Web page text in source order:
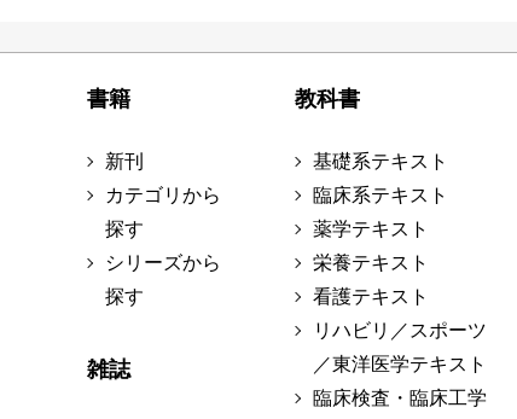
書籍
新刊
カテゴリから
探す
シリーズから
探す
雑誌
教科書
基礎系テキスト
臨床系テキスト
薬学テキスト
栄養テキスト
看護テキスト
リハビリ／スポーツ
／東洋医学テキスト
臨床検査・臨床工学